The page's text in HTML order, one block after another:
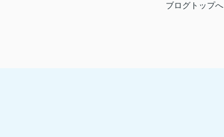
ブログトップへ